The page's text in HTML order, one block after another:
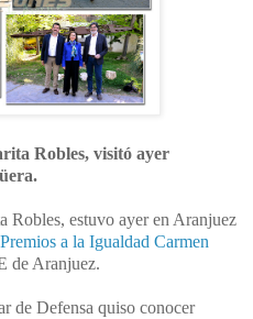
Robles, visitó ayer
Robles, estuvo ayer en Aranjuez
a la Igualdad Carmen
de Aranjuez.
de Defensa quiso conocer